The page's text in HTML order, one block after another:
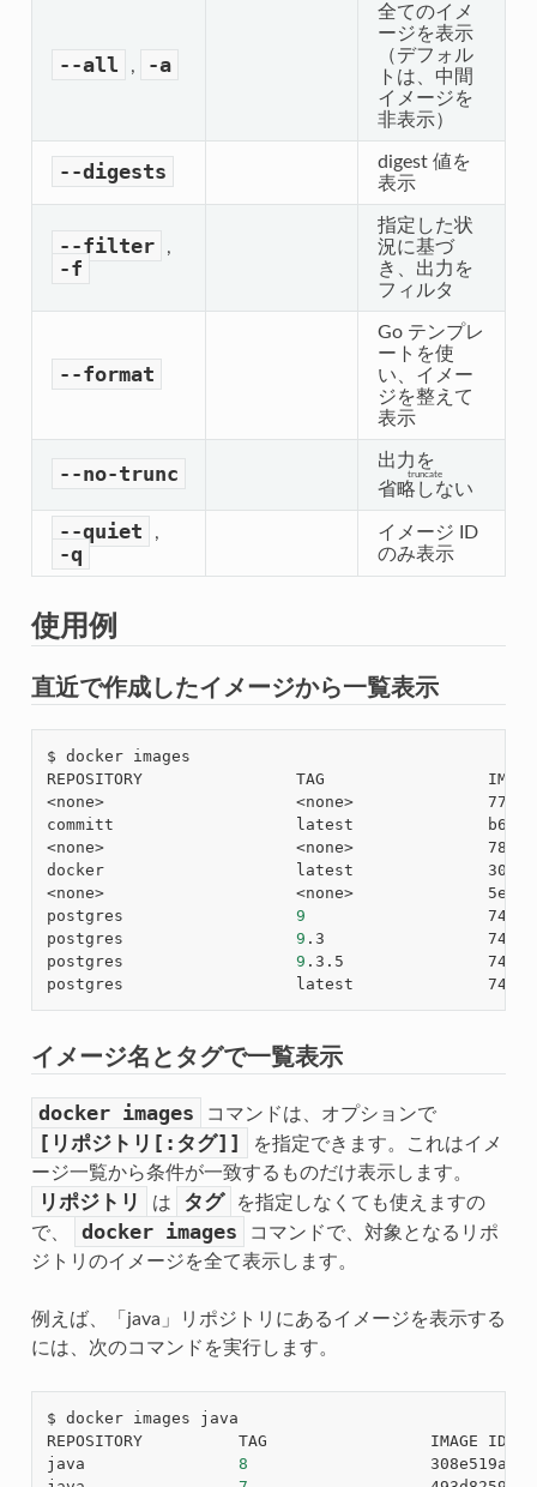
--all , -a
全てのイメ
ージを表示
（デフォル
トは、中間
イメージを
非表示）
--digests
digest 値を
表示
--filter ,
-f
指定した状
況に基づ
き、出力を
フィルタ
--format
Go テンプレ
ートを使
い、イメー
ジを整えて
表示
--no-trunc
出力を
省略しない
truncate
--quiet ,
-q
イメージ ID
のみ表示
使用例
直近で作成したイメージから一覧表示
$ docker images
REPOSITORY                TAG
<none>                    <none>
committ                   latest
<none>                    <none>
docker                    latest
<none>                    <none>
postgres 9
postgres 9 .3
postgres 9 .3.5
postgres                  latest
イメージ名とタグで一覧表示
docker images コマンドは、オプションで
[リポジトリ[:タグ]]
を指定できます。これはイメ
ージ一覧から条件が一致するものだけ表示します。
リポジトリ は タグ
を指定しなくても使えますの
で、
docker images
コマンドで、対象となるリポ
ジトリのイメージを全て表示します。
例えば、「java」リポジトリにあるイメージを表示する
には、次のコマンドを実行します。
$ docker images java
REPOSITORY          TAG                 IMAGE
java 8